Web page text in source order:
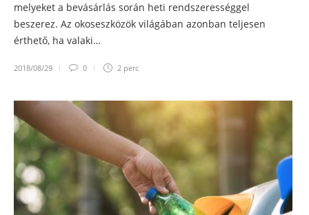
melyeket a bevásárlás során heti rendszerességgel
beszerez. Az okoseszközök világában azonban teljesen
érthető, ha valaki…
2018/08/29 0 2 perc